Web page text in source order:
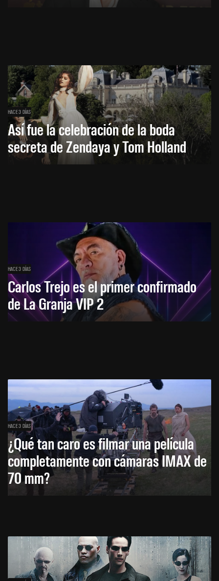
HACE 3 DÍAS
Así fue la celebración de la boda
secreta de Zendaya y Tom Holland
HACE 3 DÍAS
Carlos Trejo es el primer confirmado
de La Granja VIP 2
HACE 3 DÍAS
¿Qué tan caro es filmar una película
completamente con cámaras IMAX de
70 mm?